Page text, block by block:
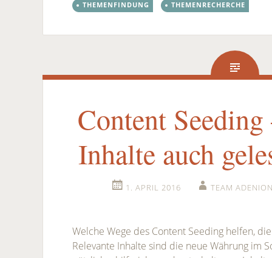
THEMENFINDUNG
THEMENRECHERCHE
Content
Inhalte auch
1. APRIL 2016 TEAM
Welche Wege des Content Seeding helfen,
Relevante Inhalte sind die neue Währung im